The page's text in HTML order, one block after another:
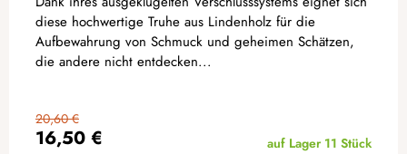
16,50 €
20,60 €
auf Lager 11 Stück
diese hochwertige Truhe aus Lindenholz für die
Aufbewahrung von Schmuck und geheimen Schätzen,
die andere nicht entdecken...